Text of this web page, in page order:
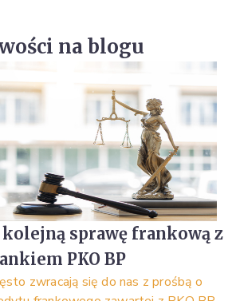
na blogu
sprawę frankową z
PKO BP
zwracają się do nas z prośbą o